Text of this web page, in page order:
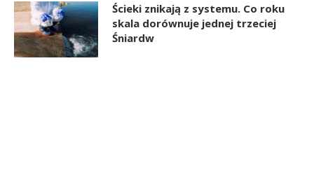
Ścieki znikają z systemu. Co roku
skala dorównuje jednej trzeciej
Śniardw